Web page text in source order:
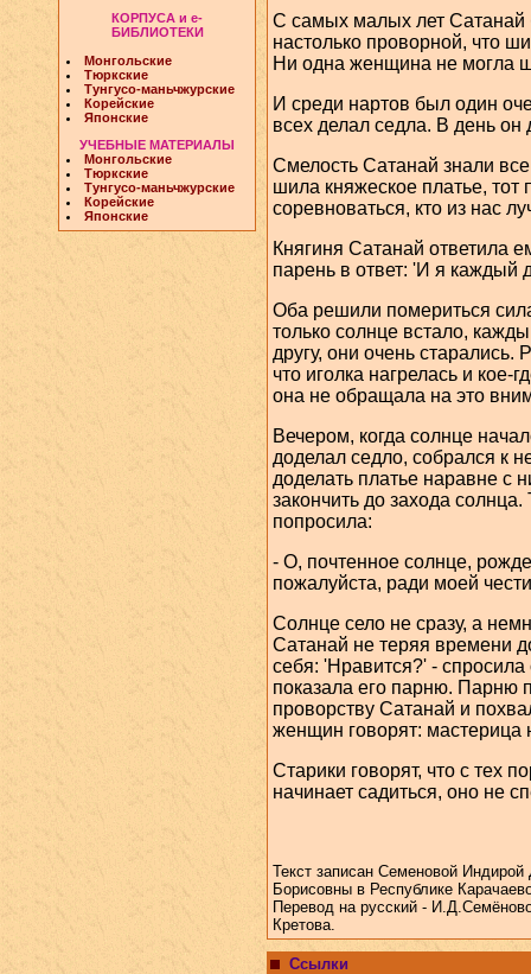
КОРПУСА и e-
БИБЛИОТЕКИ
Монгольские
Тюркские
Тунгусо-маньчжурские
Корейские
Японские
УЧЕБНЫЕ МАТЕРИАЛЫ
Монгольские
Тюркские
Тунгусо-маньчжурские
Корейские
Японские
С самых малых лет Сатанай
настолько проворной, что
Ни одна женщина не могла
И среди нартов был один
всех делал седла. В день он
Смелость Сатанай знали
шила княжеское платье, тот
соревноваться, кто из нас
Княгиня Сатанай ответила
парень в ответ: 'И я каждый
Оба решили помериться
только солнце встало,
другу, они очень старались.
что иголка нагрелась и кое-
она не обращала на это
Вечером, когда солнце
доделал седло, собрался к
доделать платье наравне с
закончить до захода
попросила:
- О, почтенное солнце,
пожалуйста, ради моей
Солнце село не сразу, а
Сатанай не теряя времени
себя: 'Нравится?' -
показала его парню. Парню
проворству Сатанай и
женщин говорят: мастерица
Старики говорят, что с тех
начинает садиться, оно не
Текст записан Семеновой
Борисовны в Республике
Перевод на русский -
Кретова.
Ссылки